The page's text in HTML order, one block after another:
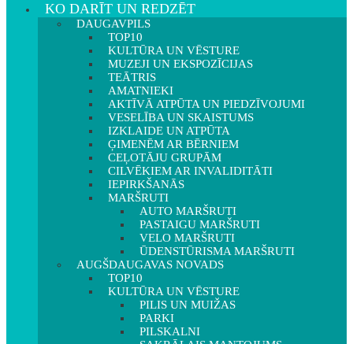
KO DARĪT UN REDZĒT
DAUGAVPILS
TOP10
KULTŪRA UN VĒSTURE
MUZEJI UN EKSPOZĪCIJAS
TEĀTRIS
AMATNIEKI
AKTĪVĀ ATPŪTA UN PIEDZĪVOJUMI
VESELĪBA UN SKAISTUMS
IZKLAIDE UN ATPŪTA
ĢIMENĒM AR BĒRNIEM
CEĻOTĀJU GRUPĀM
CILVĒKIEM AR INVALIDITĀTI
IEPIRKŠANĀS
MARŠRUTI
AUTO MARŠRUTI
PASTAIGU MARŠRUTI
VELO MARŠRUTI
ŪDENSTŪRISMA MARŠRUTI
AUGŠDAUGAVAS NOVADS
TOP10
KULTŪRA UN VĒSTURE
PILIS UN MUIŽAS
PARKI
PILSKALNI